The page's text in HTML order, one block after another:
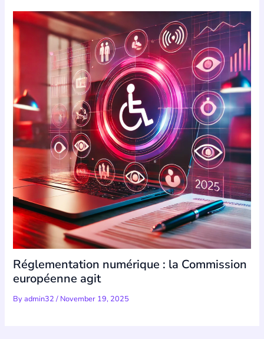
Réglementation numérique : la Commission
européenne agit
Byadmin32/ November 19, 2025